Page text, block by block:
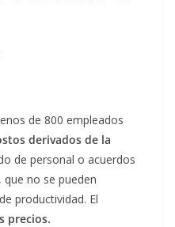
de 800 empleados
derivados de la
de personal o acuerdos
no se pueden
productividad. El
precios.